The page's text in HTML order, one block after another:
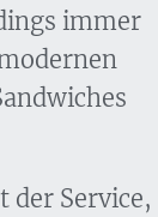
immer
der Service,